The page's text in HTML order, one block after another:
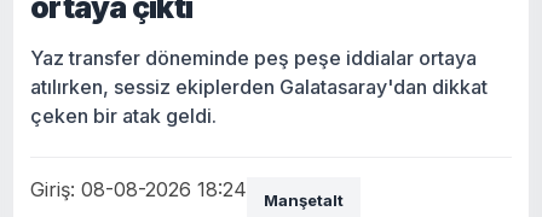
ortaya çıktı
Yaz transfer döneminde peş peşe iddialar ortaya
atılırken, sessiz ekiplerden Galatasaray'dan dikkat
çeken bir atak geldi.
Giriş: 08-08-2026 18:24 Manşetalt